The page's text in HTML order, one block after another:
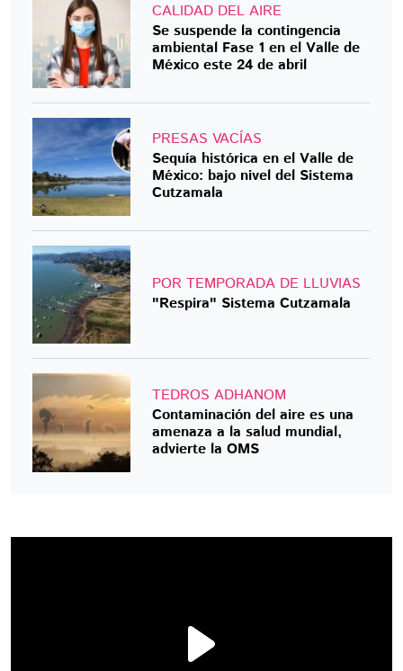
CALIDAD DEL AIRE
Se suspende la contingencia
ambiental Fase 1 en el Valle de
México este 24 de abril
PRESAS VACÍAS
Sequía histórica en el Valle de
México: bajo nivel del Sistema
Cutzamala
POR TEMPORADA DE LLUVIAS
"Respira" Sistema Cutzamala
TEDROS ADHANOM
Contaminación del aire es una
amenaza a la salud mundial,
advierte la OMS